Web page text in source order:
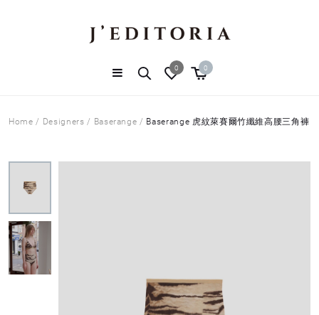
0 0
Home / Designers / Baserange / Baserange 虎紋萊賽爾竹纖維高腰三角褲